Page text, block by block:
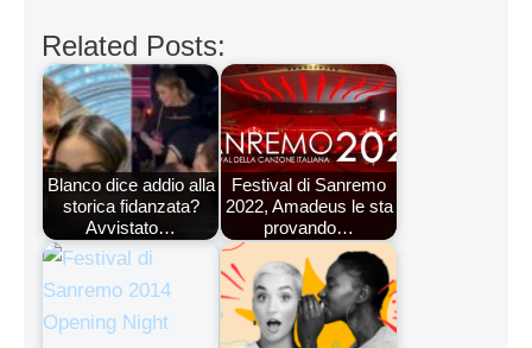
Related Posts:
Blanco dice addio alla
storica fidanzata?
Avvistato…
Festival di Sanremo
2022, Amadeus le sta
provando…